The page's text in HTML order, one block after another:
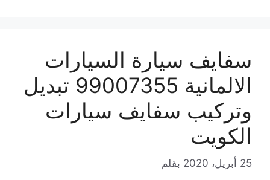
سفايف سيارة السيارات
الالمانية 99007355 تبديل
وتركيب سفايف سيارات
الكويت
25 أبريل، 2020 بقلم